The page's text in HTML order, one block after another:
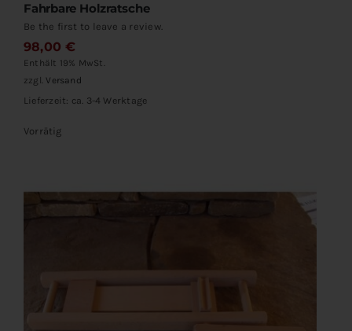
Fahrbare Holzratsche
Be the first to leave a review.
98,00€
Enthält 19% MwSt.
zzgl. Versand
Lieferzeit: ca. 3-4 Werktage
Vorrätig